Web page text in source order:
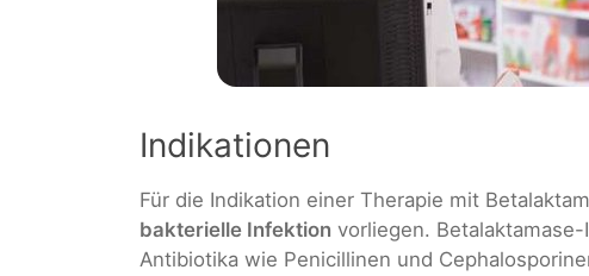
Indikationen
Für die Indikation einer Therapie mit
bakterielle Infektion vorliegen.
Antibiotika wie Penicillinen und